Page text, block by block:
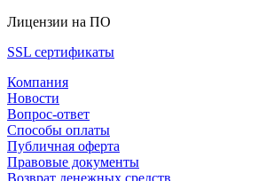
Лицензии на ПО
SSL сертификаты
Компания
Новости
Вопрос-ответ
Способы оплаты
Публичная оферта
Правовые документы
Возврат денежных средств